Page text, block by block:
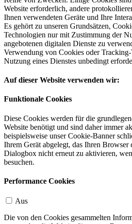
Website erforderlich, andere
Ihnen verwendeten Geräte und Ihre
Es gehört zu unseren Grundsätzen,
Technologien nur mit Zustimmung der
angebotenen digitalen Dienste zu
Verwendung von Cookies oder
Nutzung eines Dienstes unbedingt
Auf dieser Website verwenden wir:
Funktionale Cookies
Diese Cookies werden für die
Website benötigt und sind daher immer
beispielsweise unser Cookie-Banner
Ihrem Gerät abgelegt, das Ihren Browser
Dialogbox nicht erneut zu aktivieren,
besuchen.
Performance Cookies
Aus
Die von den Cookies gesammelten